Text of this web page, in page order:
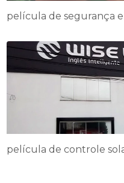
película de segurança
película de controle